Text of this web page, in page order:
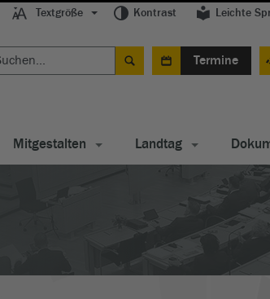
Textgröße Kontrast Leichte
Termine
Mitgestalten Landtag